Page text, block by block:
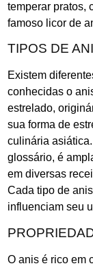
temperar pratos,
famoso licor de
TIPOS DE
Existem
conhecidas o
estrelado,
sua forma de
culinária
glossário, é
em diversas
Cada tipo de
influenciam seu
O anis é rico em